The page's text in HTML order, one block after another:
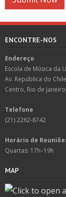
ENCONTRE-NOS
Endereço
Escola de Música da
Av. República do
Centro, Rio de
Telefone
(21) 2262-8742
Horário de
Quartas: 17h–19h
MAP